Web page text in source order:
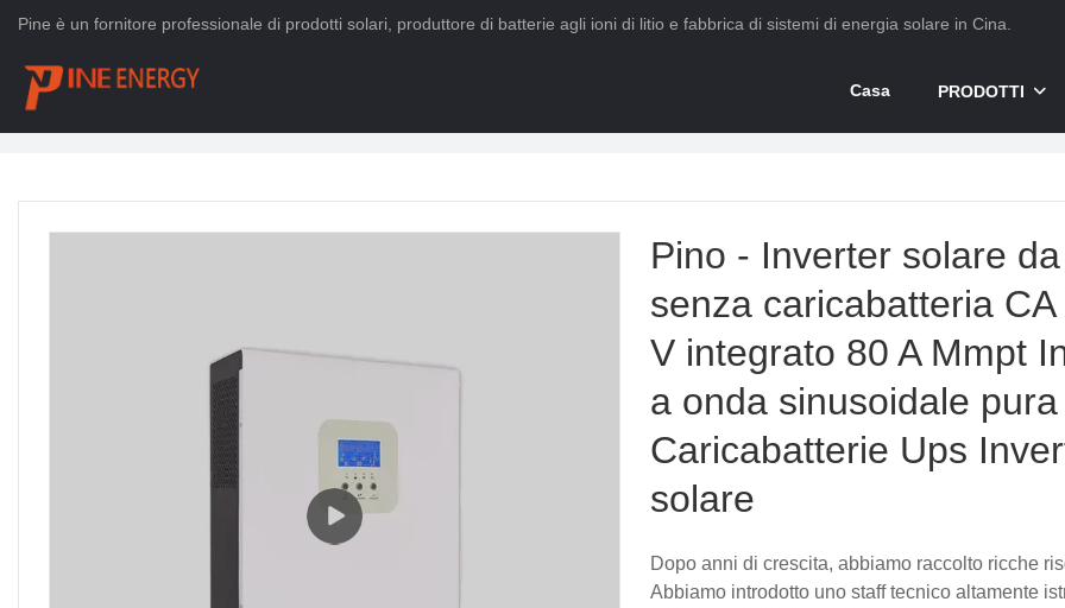
Pine è un fornitore professionale di prodotti solari, produttore di batterie agli ioni di litio e fabbrica di sistemi di energia solare in Cina.
Casa PRODOTTI
Pino - Inverter solare
senza caricabatteria CA
V integrato 80 A Mmpt
a onda sinusoidale pura
Caricabatterie Ups
solare
Dopo anni di crescita, abbiamo raccolto ricche
Abbiamo introdotto uno staff tecnico altamente